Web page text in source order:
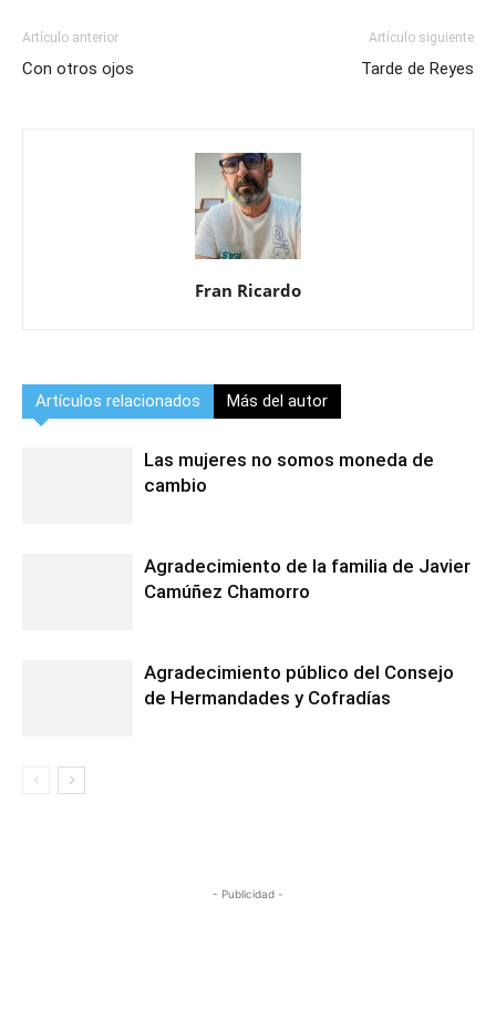
Artículo anterior
Con otros ojos
Artículo siguiente
Tarde de Reyes
Fran Ricardo
Artículos relacionados Más del autor
Las mujeres no somos moneda de
cambio
Agradecimiento de la familia de Javier
Camúñez Chamorro
Agradecimiento público del Consejo
de Hermandades y Cofradías
- Publicidad -